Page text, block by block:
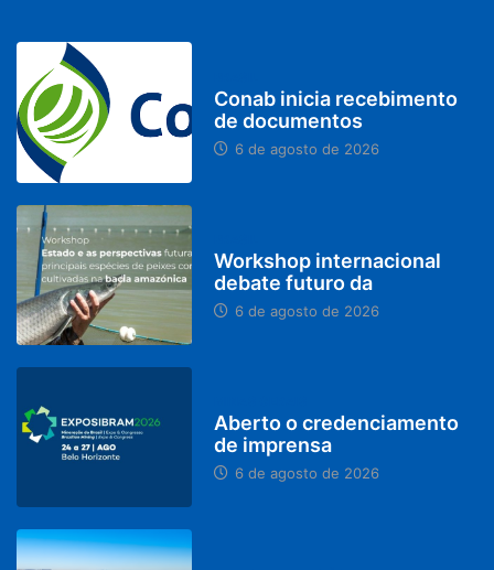
Conab inicia recebimento
de documentos
6 de agosto de 2026
Workshop internacional
debate futuro da
6 de agosto de 2026
Aberto o credenciamento
de imprensa
6 de agosto de 2026